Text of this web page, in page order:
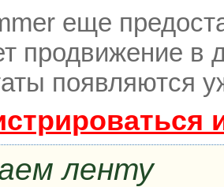
еще
продвижение в
появляются
ленту